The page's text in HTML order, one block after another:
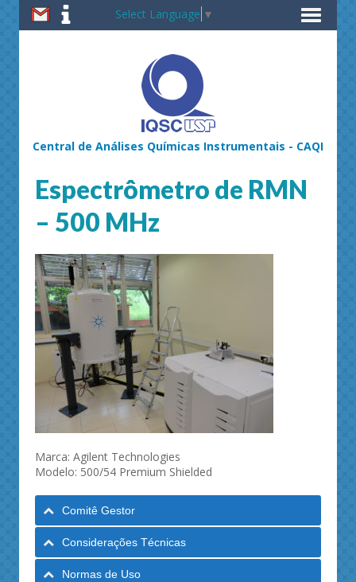
Select Language ▼
Central de Análises Químicas Instrumentais - CAQI
Espectrômetro de RMN
– 500 MHz
Marca: Agilent Technologies
Modelo: 500/54 Premium Shielded
Comitê Gestor
Considerações Técnicas
Normas de Uso